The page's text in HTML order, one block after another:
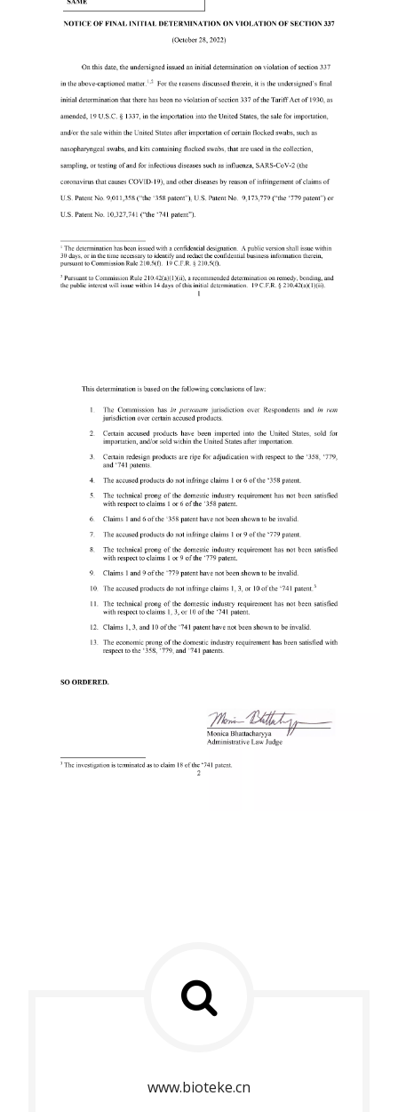
www.bioteke.cn